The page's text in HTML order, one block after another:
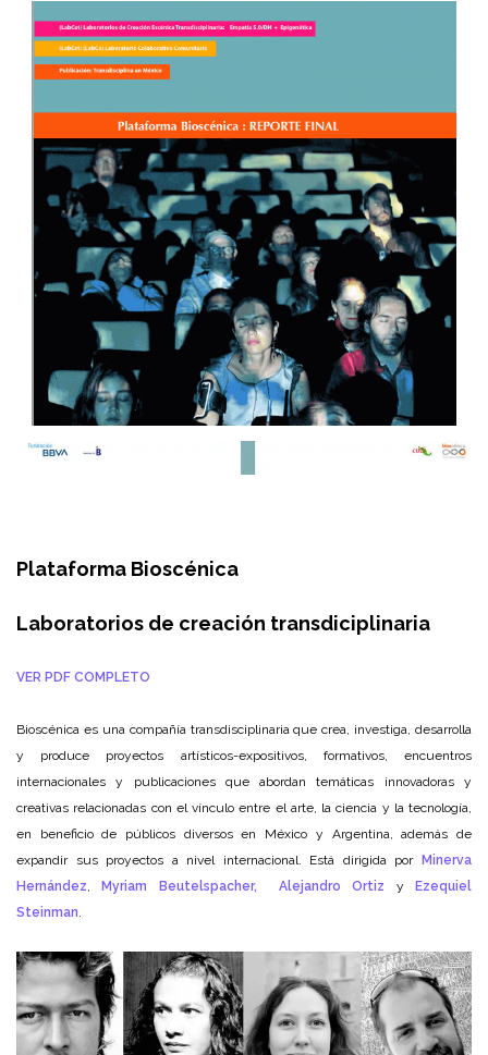
Plataforma Bioscénica
Laboratorios de creación transdiciplinaria
VER PDF COMPLETO
Bioscénica es una compañía transdisciplinaria que crea, investiga, desarrolla
y produce proyectos artísticos-expositivos, formativos, encuentros
internacionales y publicaciones que abordan temáticas innovadoras y
creativas relacionadas con el vínculo entre el arte, la ciencia y la tecnología,
en beneficio de públicos diversos en México y Argentina, además de
expandir sus proyectos a nivel internacional. Está dirigida por
Minerva
Hernández, Myriam Beutelspacher, Alejandro Ortiz y
Ezequiel
Steinman.